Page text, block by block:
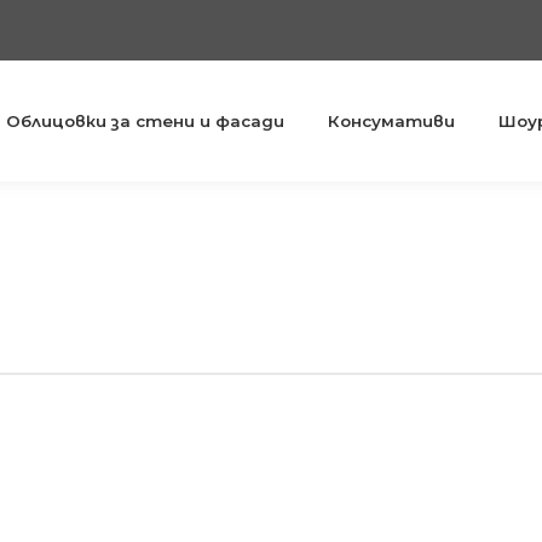
Облицовки за стени и фасади Консумативи